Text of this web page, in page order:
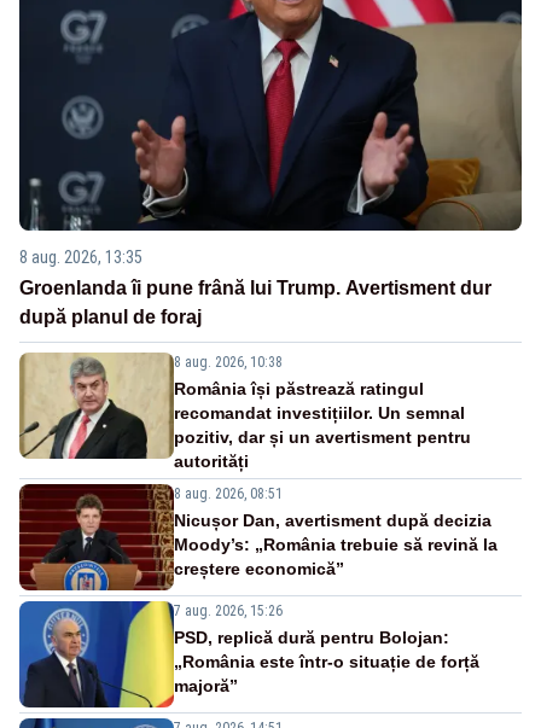
8 aug. 2026, 13:35
Groenlanda îi pune frână lui Trump. Avertisment dur
după planul de foraj
8 aug. 2026, 10:38
România își păstrează ratingul
recomandat investițiilor. Un semnal
pozitiv, dar și un avertisment pentru
autorități
8 aug. 2026, 08:51
Nicușor Dan, avertisment după decizia
Moody’s: „România trebuie să revină la
creștere economică”
7 aug. 2026, 15:26
PSD, replică dură pentru Bolojan:
„România este într-o situație de forță
majoră”